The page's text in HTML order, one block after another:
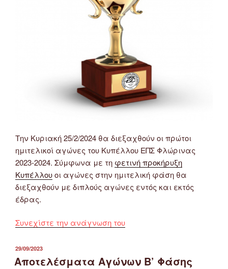
Την Κυριακή 25/2/2024 θα διεξαχθούν οι πρώτοι
ημιτελικοί αγώνες του Κυπέλλου ΕΠΣ Φλώρινας
2023-2024. Σύμφωνα με τη φετινή προκήρυξη
Κυπέλλουοι αγώνες στην ημιτελική φάση θα
διεξαχθούν με διπλούς αγώνες εντός και εκτός
έδρας.
Συνεχίστε την ανάγνωση του“Πρόγραμμα
ΕΠΣ
ΔΗΜΟΣΙΕΎΤΗΚΕ
ΣΤΙΣ
29/09/2023
Αποτελέσματα Αγώνων Β’ Φάσης